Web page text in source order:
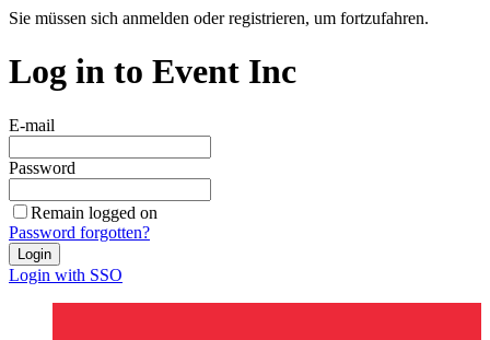
Sie müssen sich anmelden oder registrieren, um fortzufahren.
Log in to Event Inc
E-mail
Password
Remain logged on
Password forgotten?
Login
Login with SSO